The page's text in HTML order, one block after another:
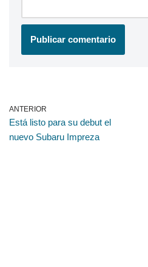
ANTERIOR
Está listo para su debut el
nuevo Subaru Impreza